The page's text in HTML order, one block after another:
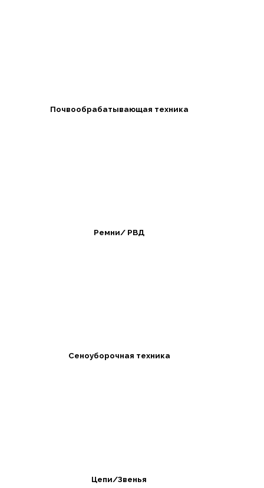
Почвообрабатывающая техника
Ремни/ РВД
Сеноуборочная техника
Цепи/Звенья